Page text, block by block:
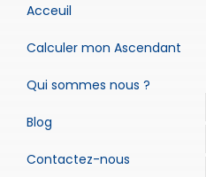
Acceuil
Calculer mon Ascendant
Qui sommes nous ?
Blog
Contactez-nous